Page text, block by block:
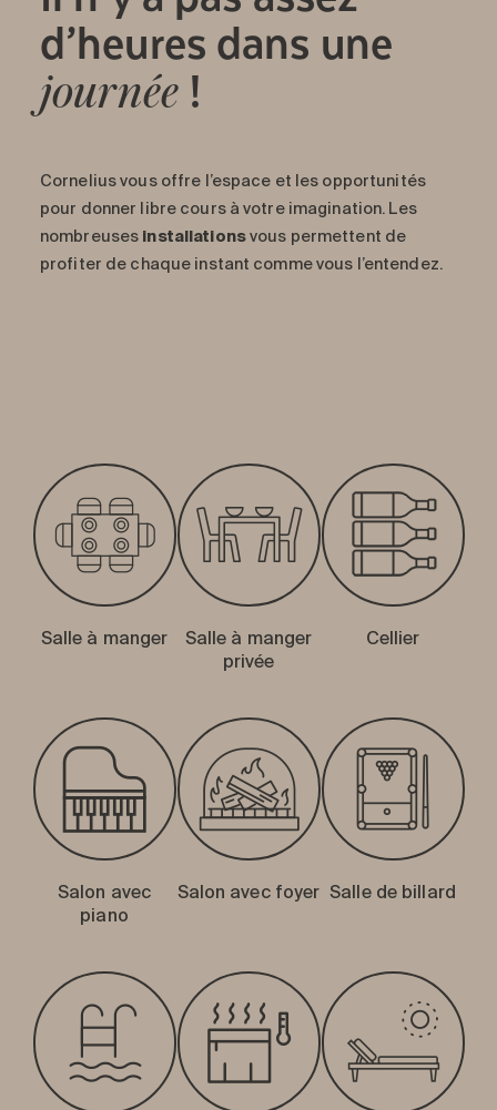
d’heures dans une
journée!
Cornelius vous offre l’espace et les opportunités
pour donner libre cours à votre imagination. Les
nombreuses installationsvous permettent de
profiter de chaque instant comme vous l’entendez.
Salle à manger
Salle à manger
privée
Cellier
Salon avec
piano
Salon avec foyer Salle de billard